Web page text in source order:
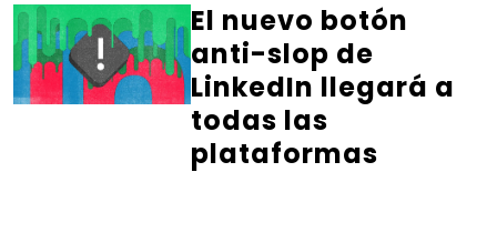
El nuevo botón
anti-slop de
LinkedIn llegará a
todas las
plataformas